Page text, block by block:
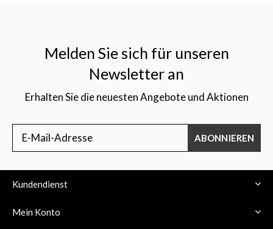
Melden Sie sich für unseren
Newsletter an
Erhalten Sie die neuesten Angebote und Aktionen
ABONNIEREN
Kundendienst
Mein Konto